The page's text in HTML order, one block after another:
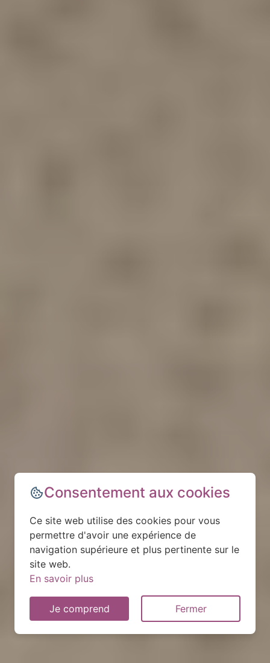
Consentement aux cookies
Ce site web utilise des cookies pour vous
permettre d'avoir une expérience de
navigation supérieure et plus pertinente sur le
site web.
En savoir plus
Je comprend Fermer